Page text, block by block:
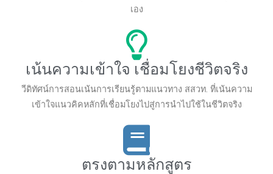
เอง
เน้นความเข้าใจ เชื่อมโยงชีวิตจริง
วีดิทัศน์การสอนเน้นการเรียนรู้ตามแนวทาง สสวท. ที่เน้นความ
เข้าใจแนวคิคหลักที่เชื่อมโยงไปสู่การนำไปใช้ในชีวิตจริง
ตรงตามหลักสูตร